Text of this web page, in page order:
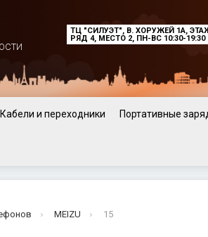
ТЦ "СИЛУЭТ", В. ХОРУЖЕЙ 1А,
РЯД 4, МЕСТО 2, ПН-ВС 10:30-19:30
Кабели и переходники Портативные
MEIZU 15